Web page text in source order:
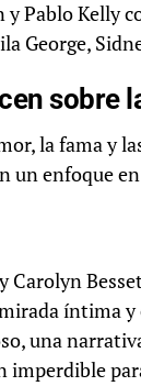
y Pablo Kelly
George,
sobre
la fama y
enfoque
Carolyn
íntima
una
imperdible